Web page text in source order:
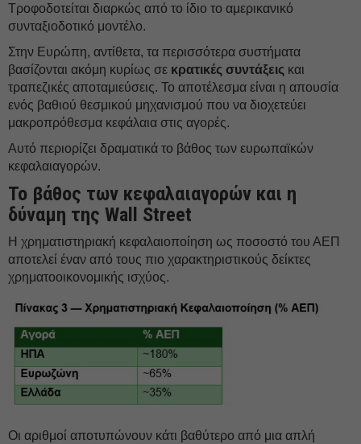
Τροφοδοτείται διαρκώς από το ίδιο το αμερικανικό
συνταξιοδοτικό μοντέλο.
Στην Ευρώπη, αντίθετα, τα περισσότερα συστήματα
βασίζονται ακόμη κυρίως σε κρατικές συντάξεις και
τραπεζικές αποταμιεύσεις. Το αποτέλεσμα είναι η απουσία
ενός βαθιού θεσμικού μηχανισμού που να διοχετεύει
μακροπρόθεσμα κεφάλαια στις αγορές.
Αυτό περιορίζει δραματικά το βάθος των ευρωπαϊκών
κεφαλαιαγορών.
Το βάθος των κεφαλαιαγορών και η
δύναμη της Wall Street
Η χρηματιστηριακή κεφαλαιοποίηση ως ποσοστό του ΑΕΠ
αποτελεί έναν από τους πιο χαρακτηριστικούς δείκτες
χρηματοοικονομικής ισχύος.
Οι αριθμοί αποτυπώνουν κάτι βαθύτερο από μια απλή